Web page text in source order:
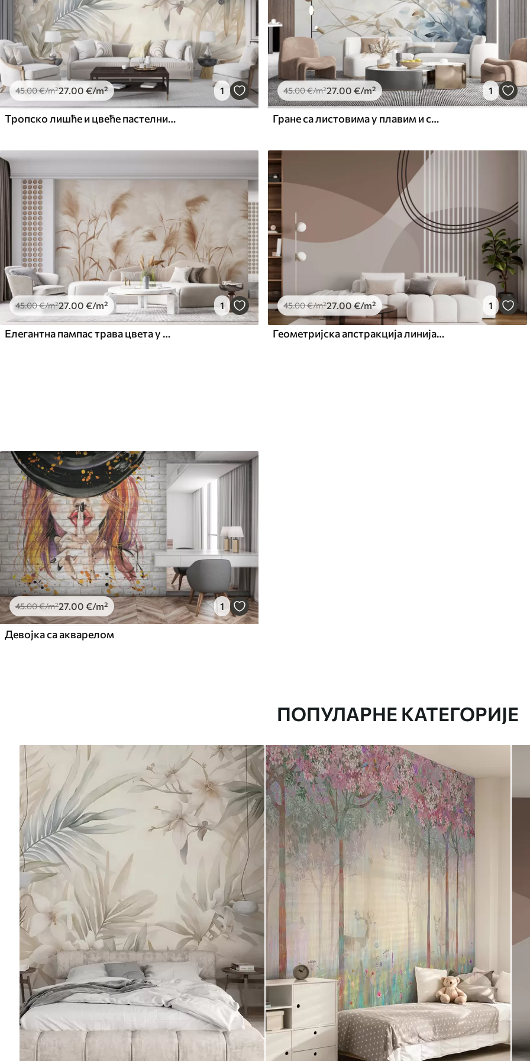
45.00€/m²27.00 €/m² 1
Тропско лишће и цвеће пастелних боја, са светло зеленим, кремастим и суптилним ружичастим
45.00€/m²27.00 €/m² 1
Гране са листовима у плавим и смеђим тоновима, светле позадине, меке и нежне, акварел стил
45.00€/m²27 .00 €/m² 1
Елегантна пампас трава цвета у меким беж и млечним тоновима
45.00€/m²27.00 €/m² 1
Геометријска апстракција линија и круг минимализам модеран стил
45.00€/m²27.00 €/m² 1
Девојка са акварелом
ПОПУЛАРНЕ КАТЕГОРИЈЕ